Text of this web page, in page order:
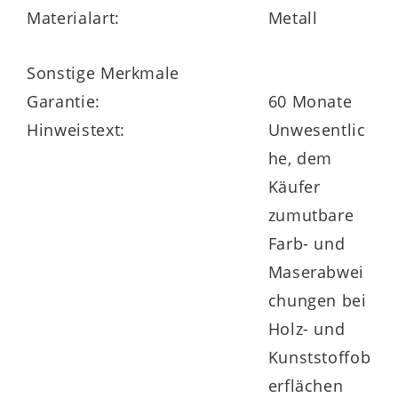
effizienten Wasserfluss.
Geeignet ist die Mischbatterie für eine
Hahnlochbohrung mit einem Durchmesser
von ca. 35 mm und damit optimal für
gängige Waschtische und Aufsatzbecken.
Teil eines flexibel planbaren Badkonzepts
Die Bad-Armatur ist Bestandteil eines
Badmöbelprogramms. So kannst
Materialart:
Metall
Sonstige Merkmale
Garantie:
60 Monate
Hinweistext:
Unwesentlic
he, dem
Käufer
zumutbare
Farb- und
Maserabwei
chungen bei
Holz- und
Kunststoffob
erflächen